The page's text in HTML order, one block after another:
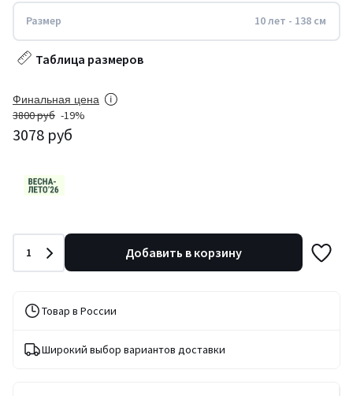
Размер 10 лет - 138 см
Таблица размеров
Финальная цена
3800 руб -19%
3078 руб
Количество
1 Добавить в корзину
Товар в России
Широкий выбор вариантов доставки